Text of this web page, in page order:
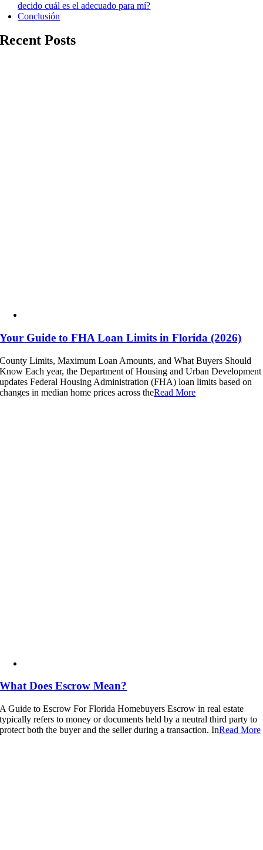
decido cuál es el adecuado para mí?
Conclusión
Recent Posts
Your Guide to FHA Loan Limits in Florida (2026)
County Limits, Maximum Loan Amounts, and What Buyers Should
Know Each year, the Department of Housing and Urban Development
updates Federal Housing Administration (FHA) loan limits based on
changes in median home prices across theRead More
What Does Escrow Mean?
A Guide to Escrow For Florida Homebuyers Escrow in real estate
typically refers to money or documents held by a neutral third party to
protect both the buyer and the seller during a transaction. InRead More